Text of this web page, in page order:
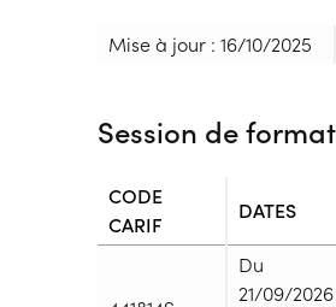
Mise à jour : 16/10/2025
Session de
CODE
CARIF
DATES
Du
21/09/2026